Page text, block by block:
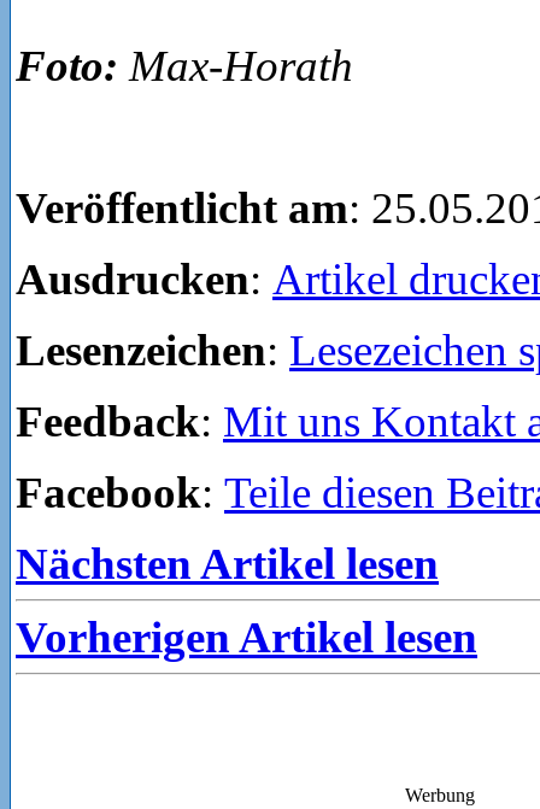
Foto: Max-Horath
Veröffentlicht am:
Ausdrucken: Artikel
Lesenzeichen: Lesezeichen
Feedback: Mit uns Kontakt
Facebook: Teile diesen
Nächsten Artikel lesen
Vorherigen Artikel lesen
Werbung